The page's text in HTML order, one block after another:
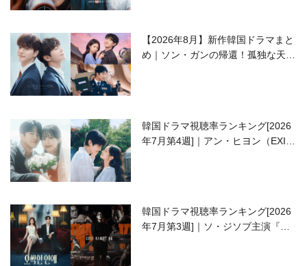
【2026年8月】新作韓国ドラマまと
め｜ソン・ガンの帰還！孤独な天才
韓国ドラマ視聴率ランキング[2026
年7月第4週]｜アン・ヒヨン（EXID
韓国ドラマ視聴率ランキング[2026
年7月第3週]｜ソ・ジソブ主演『エ